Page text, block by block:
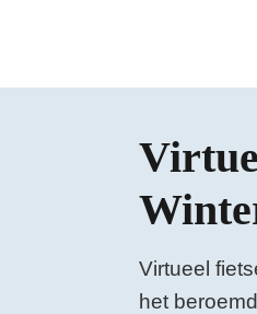
Virtueel
het